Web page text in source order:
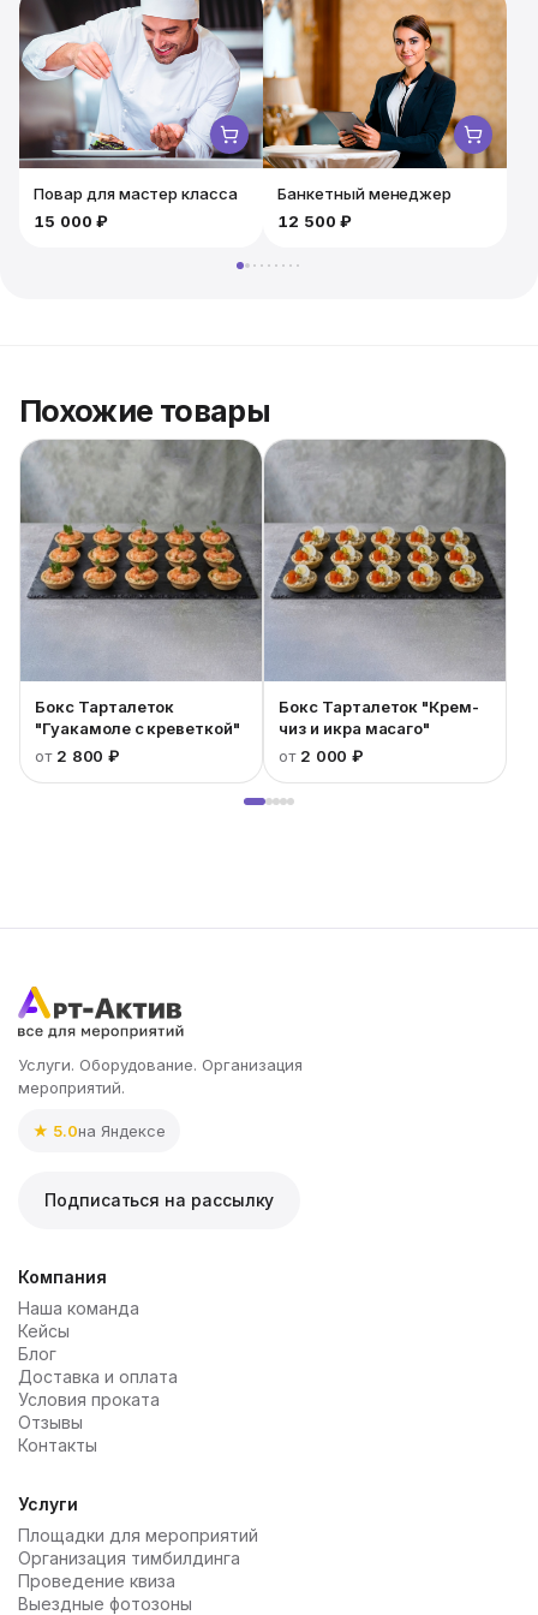
такого канапе наши повара используют только
свежие фрукты, которые мы закупаем у лучших
поставщиков. Высочайшие вкусовые качества данной
закуски достигаются за счёт правильной рецептуры и
профессионализма наших опытных поваров.
Повар для мастер класса
15 000 ₽
Банкетный менеджер
12 500 ₽
Похожие товары
Бокс Тарталеток
"Гуакамоле с креветкой"
от 2 800 ₽
Бокс Тарталеток "Крем-
чиз и икра масаго"
от 2 000 ₽
Услуги. Оборудование. Организация
мероприятий.
★ 5.0на Яндексе
Подписаться на рассылку
Компания
Наша команда
Кейсы
Блог
Доставка и оплата
Условия проката
Отзывы
Контакты
Услуги
Площадки для мероприятий
Организация тимбилдинга
Проведение квиза
Выездные фотозоны